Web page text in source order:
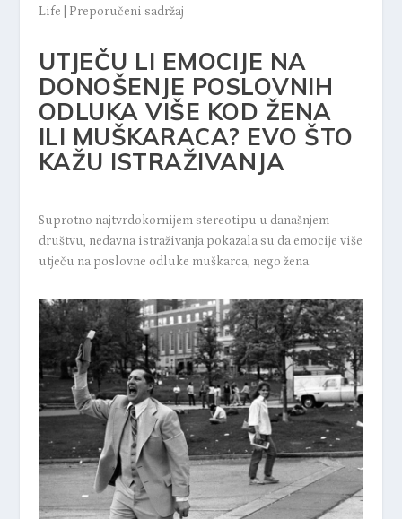
Life Preporučeni sadržaj
UTJEČU LI EMOCIJE NA
DONOŠENJE POSLOVNIH
ODLUKA VIŠE KOD ŽENA
ILI MUŠKARACA? EVO ŠTO
KAŽU ISTRAŽIVANJA
Suprotno najtvrdokornijem stereotipu u današnjem
društvu, nedavna istraživanja pokazala su da emocije više
utječu na poslovne odluke muškarca, nego žena.